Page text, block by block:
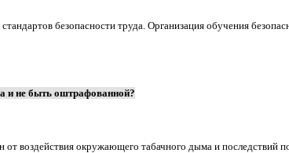
безопасности труда. Организация обучения
и не быть оштрафованной?
воздействия окружающего табачного дыма и последствий